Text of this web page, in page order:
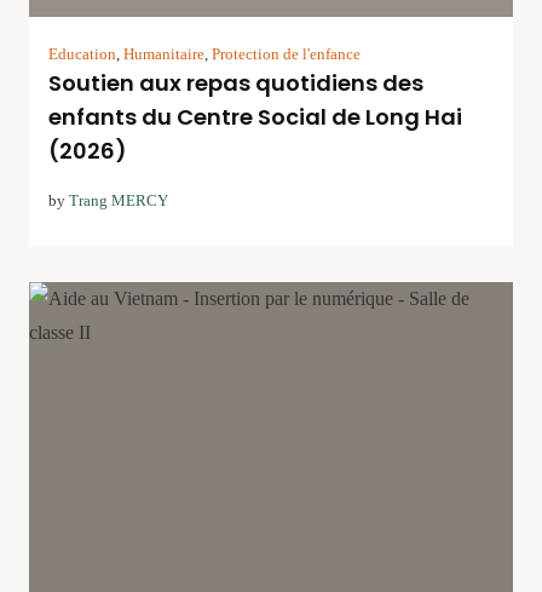
Education, Humanitaire, Protection de l'enfance
Soutien aux repas quotidiens des
enfants du Centre Social de Long Hai
(2026)
by Trang MERCY